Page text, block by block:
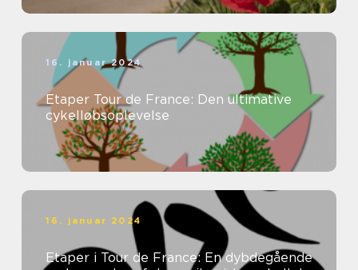
16. januar 2024
Etaper Tour de France: Den ultimative
cykelløbsoplevelse
16. januar 2024
Etaper i Tour de France: En dybdegående